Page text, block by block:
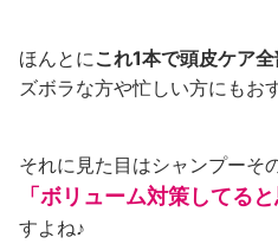
ほんとにこれ1本で頭皮ケア
ズボラな方や忙しい方にもお
それに見た目はシャンプーそ
「ボリューム対策してると
すよね♪